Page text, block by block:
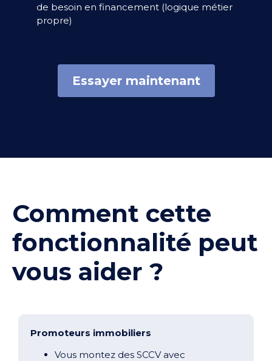
de besoin en financement (logique métier
propre)
Essayer maintenant
Comment cette
fonctionnalité peut
vous aider ?
Promoteurs immobiliers
Vous montez des SCCV avec